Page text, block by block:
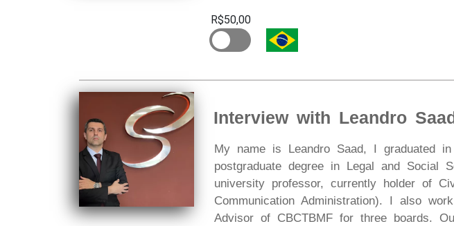
R$50,00
Interview with Leandro
My name is Leandro Saad, I graduated
postgraduate degree in Legal and Social
university professor, currently holder of
Communication Administration). I also
Advisor of CBCTBMF for three boards.